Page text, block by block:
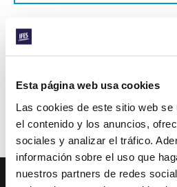
Esta página web usa cookies
Las cookies de este sitio web se
el contenido y los anuncios,
sociales y analizar el tráfico.
información sobre el uso que
nuestros partners de redes
Cada semana, IFES envía un breve
mundo para inspirarte
¡Nos encantaría que te